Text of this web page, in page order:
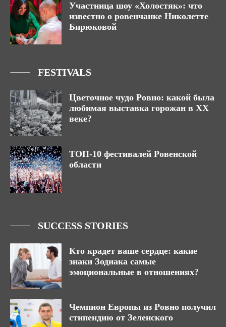
Участница шоу «Холостяк»: что
известно о ровенчанке Николетте
Бирюковой
FESTIVALS
Цветочное чудо Ровно: какой была
любимая выставка горожан в ХХ
веке?
ТОП-10 фестивалей Ровенской
области
SUCCESS STORIES
Кто крадет ваше сердце: какие
знаки Зодиака самые
эмоциональные в отношениях?
Чемпион Европы из Ровно получил
стипендию от Зеленского